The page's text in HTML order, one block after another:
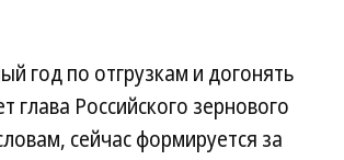
год по отгрузкам и догонять
Российского зернового
сейчас формируется за